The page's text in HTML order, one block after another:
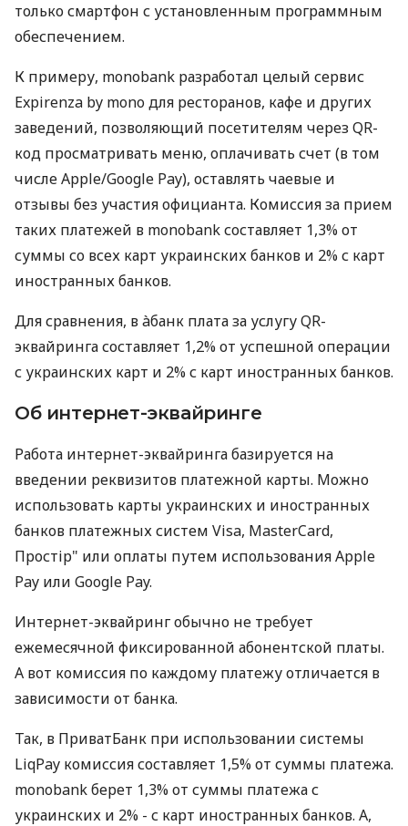
только смартфон с установленным программным
обеспечением.
К примеру, monobank разработал целый сервис
Expirenza by mono для ресторанов, кафе и других
заведений, позволяющий посетителям через QR-
код просматривать меню, оплачивать счет (в том
числе Apple/Google Pay), оставлять чаевые и
отзывы без участия официанта. Комиссия за прием
таких платежей в monobank составляет 1,3% от
суммы со всех карт украинских банков и 2% с карт
иностранных банков.
Для сравнения, в àбанк плата за услугу QR-
эквайринга составляет 1,2% от успешной операции
с украинских карт и 2% с карт иностранных банков.
Об интернет-эквайринге
Работа интернет-эквайринга базируется на
введении реквизитов платежной карты. Можно
использовать карты украинских и иностранных
банков платежных систем Visa, MasterCard,
Простір" или оплаты путем использования Apple
Pay или Google Pay.
Интернет-эквайринг обычно не требует
ежемесячной фиксированной абонентской платы.
А вот комиссия по каждому платежу отличается в
зависимости от банка.
Так, в ПриватБанк при использовании системы
LiqPay комиссия составляет 1,5% от суммы платежа.
monobank берет 1,3% от суммы платежа с
украинских и 2% - с карт иностранных банков. А,